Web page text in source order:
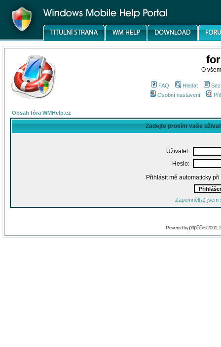
O
FAQ Hledat
Osobní nastavení
Obsah fóra WMHelp.cz
Zadejte prosím vaše
Uživatel:
Heslo:
Přihlásit mě automaticky
Zapomněl(a) jsem
Powered byphpBB© 2001,